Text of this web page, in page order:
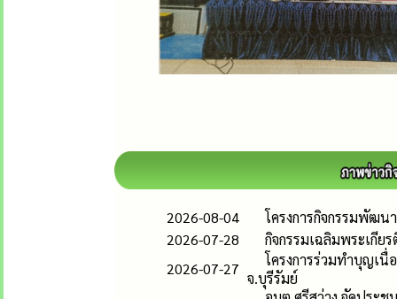
2026-08-04
โครงการกิจกรรมพัฒน
2026-07-28
กิจกรรมเฉลิมพระเกี
2026-07-27
โครงการร่วมทำบุญเ
จ.บุรีรัมย์